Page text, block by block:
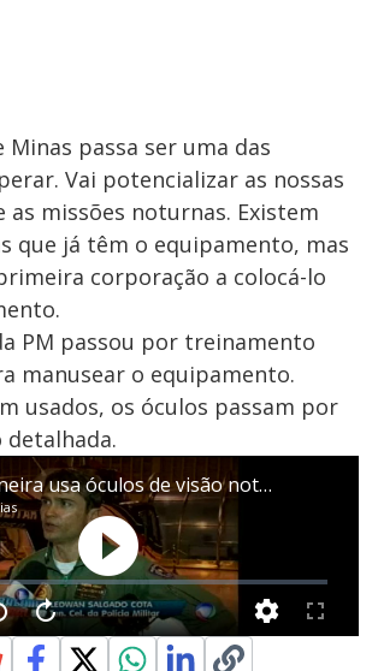
passa ser uma das
Vai potencializar as nossas
as missões noturnas. Existem
que já têm o equipamento, mas
corporação a colocá-lo
PM passou por treinamento
manusear o equipamento.
usados, os óculos passam por
detalhada.